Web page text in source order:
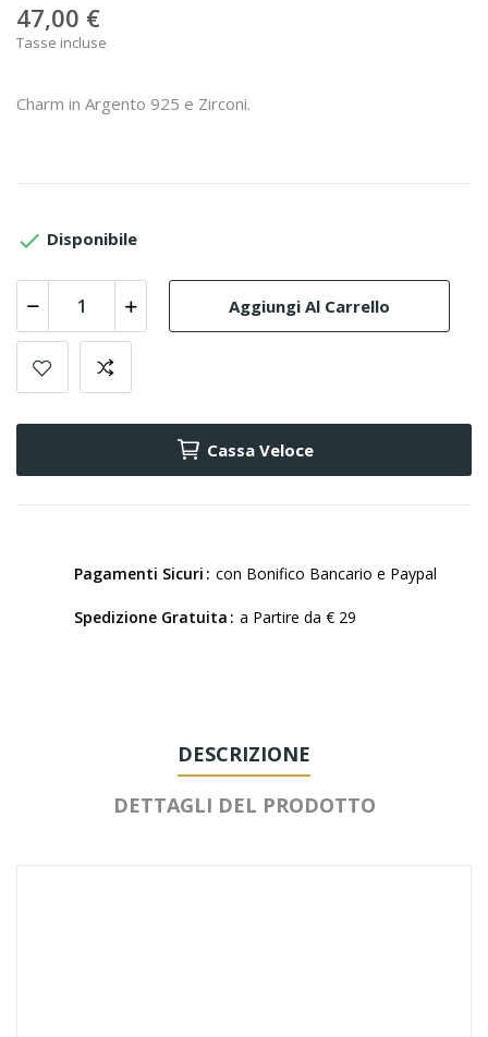
47,00 €
Tasse incluse
Charm in Argento 925 e Zirconi.
 Disponibile
Aggiungi Al Carrello
Cassa Veloce
Pagamenti Sicuri con Bonifico Bancario e Paypal
Spedizione Gratuita a Partire da € 29
DESCRIZIONE
DETTAGLI DEL PRODOTTO